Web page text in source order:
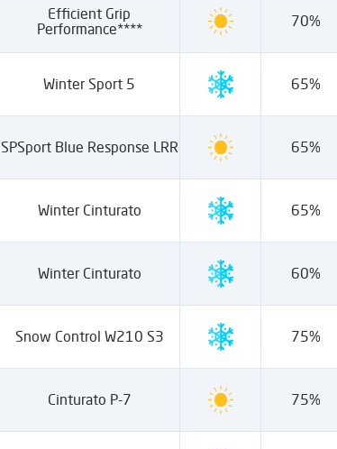
Efficient Grip
Performance****
70%
Winter Sport 5 65%
SPSport Blue Response LRR 65%
Winter Cinturato 65%
Winter Cinturato 60%
Snow Control W210 S3 75%
Cinturato P-7 75%